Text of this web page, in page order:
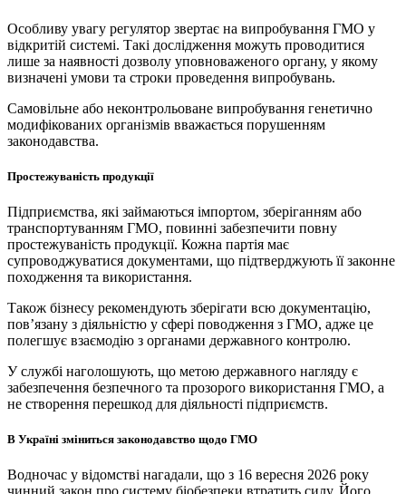
Особливу увагу регулятор звертає на випробування ГМО у
відкритій системі. Такі дослідження можуть проводитися
лише за наявності дозволу уповноваженого органу, у якому
визначені умови та строки проведення випробувань.
Самовільне або неконтрольоване випробування генетично
модифікованих організмів вважається порушенням
законодавства.
Простежуваність продукції
Підприємства, які займаються імпортом, зберіганням або
транспортуванням ГМО, повинні забезпечити повну
простежуваність продукції. Кожна партія має
супроводжуватися документами, що підтверджують її законне
походження та використання.
Також бізнесу рекомендують зберігати всю документацію,
пов’язану з діяльністю у сфері поводження з ГМО, адже це
полегшує взаємодію з органами державного контролю.
У службі наголошують, що метою державного нагляду є
забезпечення безпечного та прозорого використання ГМО, а
не створення перешкод для діяльності підприємств.
В Україні зміниться законодавство щодо ГМО
Водночас у відомстві нагадали, що з 16 вересня 2026 року